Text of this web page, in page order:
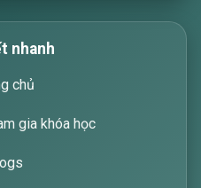
nhanh
chủ
gia khóa học